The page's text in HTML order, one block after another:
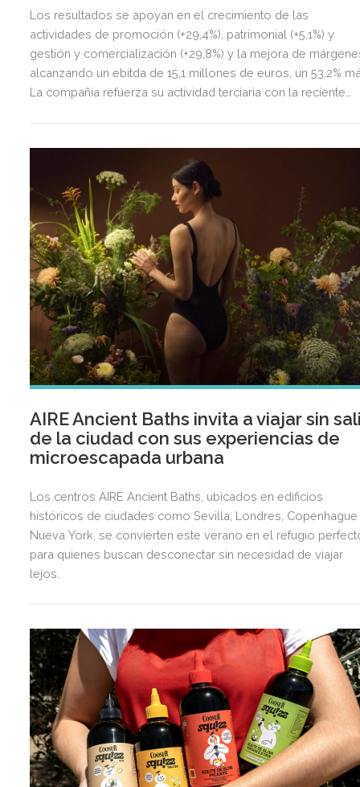
Los resultados se apoyan en el crecimiento de las
actividades de promoción (+29,4%), patrimonial (+5,1%) y
gestión y comercialización (+29,8%) y la mejora de
alcanzando un ebitda de 15,1 millones de euros, un 53,2%
La compañía refuerza su actividad terciaria con la reciente
España.
AIRE Ancient Baths invita a viajar sin
de la ciudad con sus experiencias de
microescapada urbana
Los centros AIRE Ancient Baths, ubicados en edificios
históricos de ciudades como Sevilla, Londres,
Nueva York, se convierten este verano en el refugio
para quienes buscan desconectar sin necesidad de viajar
lejos.